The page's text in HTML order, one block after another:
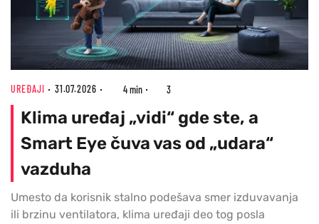
UREĐAJI 31.07.2026 4 min 3
Klima uređaj „vidi“ gde ste, a
Smart Eye čuva vas od „udara“
vazduha
Umesto da korisnik stalno podešava smer izduvavanja
ili brzinu ventilatora, klima uređaji deo tog posla